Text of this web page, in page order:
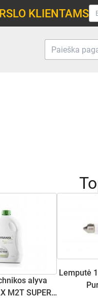
KLIENTAMS
alyva
M2T SUPER
Lemputė